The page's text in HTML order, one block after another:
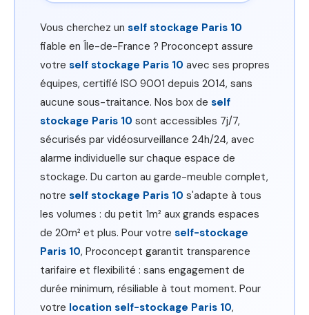
Vous cherchez un self stockage Paris 10
fiable en Île-de-France ? Proconcept assure
votre self stockage Paris 10 avec ses propres
équipes, certifié ISO 9001 depuis 2014, sans
aucune sous-traitance. Nos box de self
stockage Paris 10 sont accessibles 7j/7,
sécurisés par vidéosurveillance 24h/24, avec
alarme individuelle sur chaque espace de
stockage. Du carton au garde-meuble complet,
notre self stockage Paris 10 s'adapte à tous
les volumes : du petit 1m² aux grands espaces
de 20m² et plus. Pour votre self-stockage
Paris 10, Proconcept garantit transparence
tarifaire et flexibilité : sans engagement de
durée minimum, résiliable à tout moment. Pour
votre location self-stockage Paris 10,